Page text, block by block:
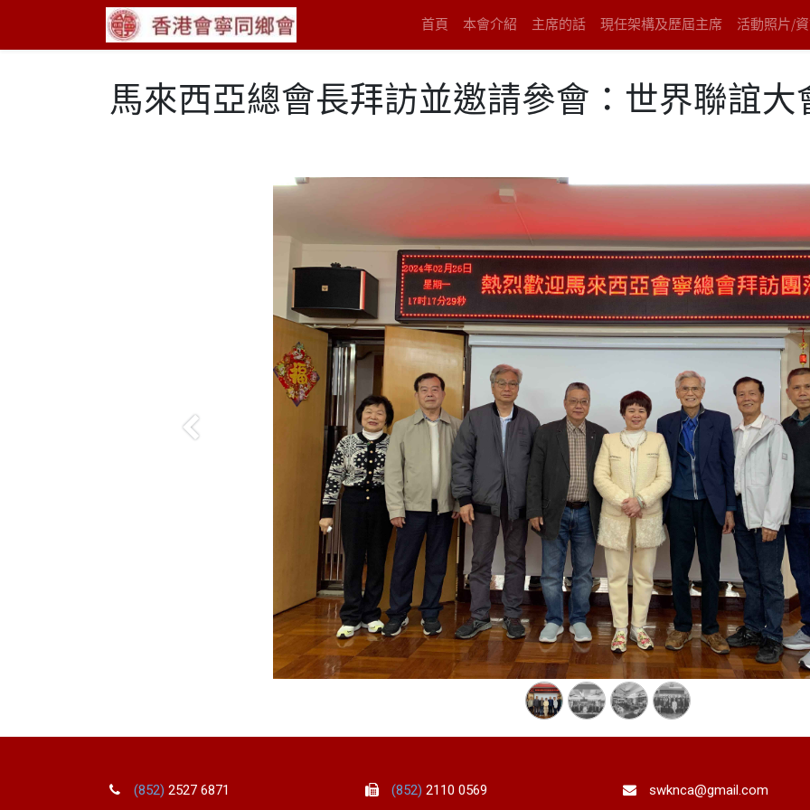
首頁 本會介紹 主席的話 現任架構及歷屆主席 活動照片/
馬來西亞總會長拜訪並邀請參會：世界聯誼
Previous
(852)2527 6871 (852)2110 0569 swknca@gmail.com